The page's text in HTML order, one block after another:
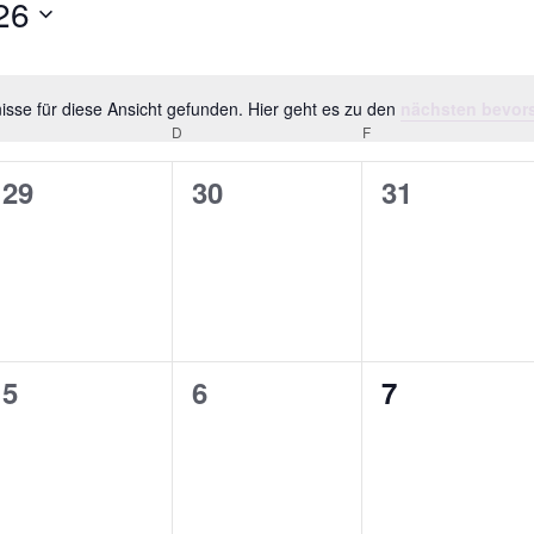
Notice
für diese Ansicht gefunden. Hier geht es zu den
D FFREITAG
0
29
0
30
0
31
0
5
0
6
0
7